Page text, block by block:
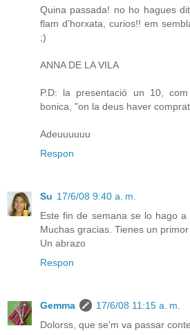
Quina passada! no ho hagues
flam d'horxata, curios!! em
;)
ANNA DE LA VILA
P.D: la presentació un 10,
bonica, "on la deus haver
Adeuuuuuu
Respon
Su 17/6/08 9:40 a. m.
Este fin de semana se lo hago a
Muchas gracias. Tienes un primor
Un abrazo
Respon
Gemma
17/6/08 11:15 a. m.
Dolorss, que se'm va passar